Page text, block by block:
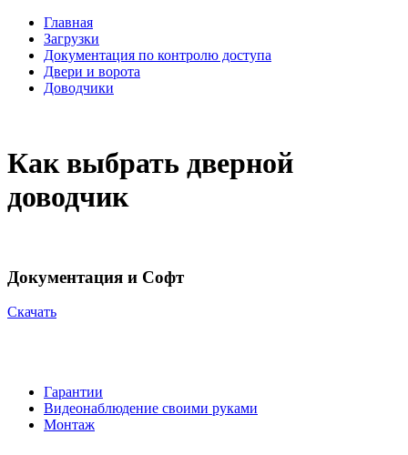
Главная
Загрузки
Документация по контролю доступа
Двери и ворота
Доводчики
Как выбрать дверной
доводчик
Документация и Софт
Cкачать
Гарантии
Видеонаблюдение своими руками
Монтаж